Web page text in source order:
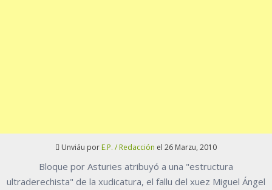
Unviáu por E.P. / Redacción el 26 Marzu, 2010
Bloque por Asturies atribuyó a una "estructura
ultraderechista" de la xudicatura, el fallu del xuez Miguel Ángel